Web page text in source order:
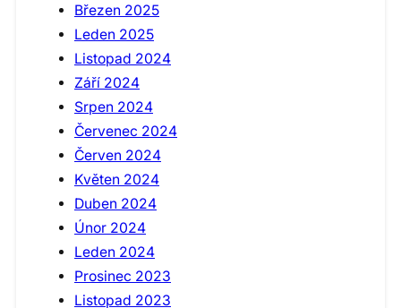
Březen 2025
Leden 2025
Listopad 2024
Září 2024
Srpen 2024
Červenec 2024
Červen 2024
Květen 2024
Duben 2024
Únor 2024
Leden 2024
Prosinec 2023
Listopad 2023